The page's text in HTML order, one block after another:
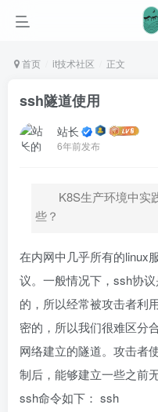
首页 it技术社区 正文
ssh隧道使用
站长
6年前发布
K8S生产环境中实
些？
在内网中几乎所有的linux
议。一般情况下，ssh协
的，所以经常被攻击者利
密的，所以我们很难区分
网络建立的隧道。攻击者
制后，能够建立一些之前
ssh命令如下： ssh